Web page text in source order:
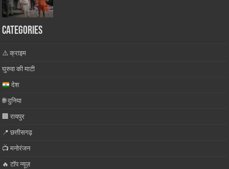
Categories
⚠️ क्राइम
घुरुवा की माटी
देश
🌐 दुनिया
🏢 रायपुर
📍 छत्तीसगढ़
📺 मनोरंजन
🔥 टॉप न्यूज़